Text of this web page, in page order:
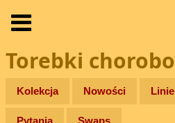
Torebki
Kolekcja Nowości
Pytania Swaps